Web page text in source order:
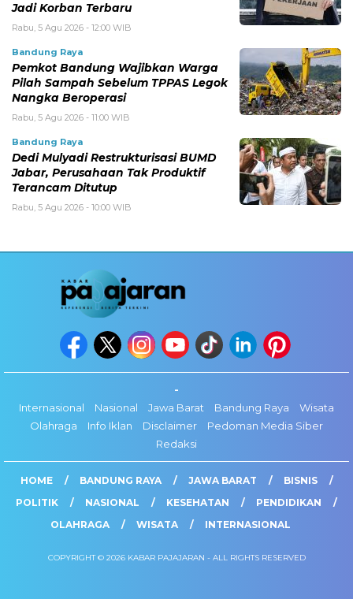
Jadi Korban Terbaru
Rabu, 5 Agu 2026 - 12:00 WIB
Bandung Raya
Pemkot Bandung Wajibkan Warga
Pilah Sampah Sebelum TPPAS Legok
Nangka Beroperasi
Rabu, 5 Agu 2026 - 11:00 WIB
Bandung Raya
Dedi Mulyadi Restrukturisasi BUMD
Jabar, Perusahaan Tak Produktif
Terancam Ditutup
Rabu, 5 Agu 2026 - 10:00 WIB
-
Internasional
Nasional Jawa Barat Bandung Raya
Wisata
Olahraga
Info Iklan Disclaimer
Pedoman Media Siber
Redaksi
HOME BANDUNG RAYA JAWA BARAT
BISNIS
POLITIK
NASIONAL KESEHATAN
PENDIDIKAN
OLAHRAGA
WISATA INTERNASIONAL
COPYRIGHT © 2026 KABAR PAJAJARAN - ALL RIGHTS RESERVED